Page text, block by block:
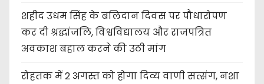
शहीद उधम सिंह के बलिदान दिवस पर पौधारोपण
कर दी श्रद्धांजलि, विश्वविद्यालय और राजपत्रित
अवकाश बहाल करने की उठी मांग
रोहतक में 2 अगस्त को होगा दिव्य वाणी सत्संग, नशा